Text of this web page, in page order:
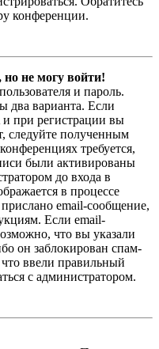
конференции.
но не могу войти!
и пароль.
два варианта. Если
при регистрации вы
следуйте полученным
требуется,
были активированы
до входа в
в процессе
email-сообщение,
Если email-
что вы указали
он заблокирован спам-
ввели правильный
с администратором.